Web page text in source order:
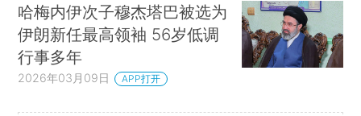
哈梅内伊次子穆杰塔巴被选为
伊朗新任最高领袖 56岁低调
行事多年
2026年03月09日 APP打开